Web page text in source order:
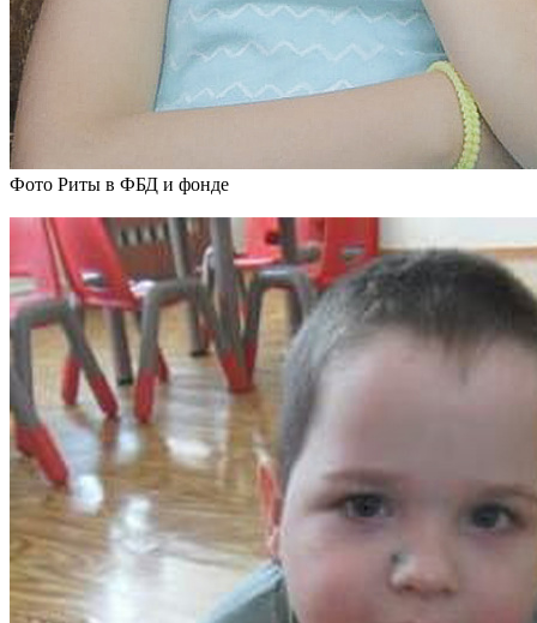
Фото Риты в ФБД и фонде